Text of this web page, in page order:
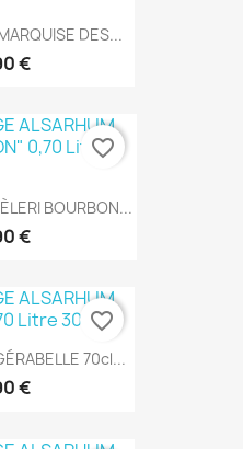
DES...
€
BOURBON...
€
favorite_border
70cl...
€
favorite_border